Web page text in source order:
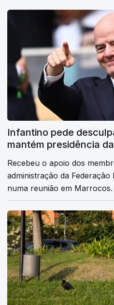
Infantino pede
mantém presidência
Recebeu o apoio dos
administração da
numa reunião em Marrocos.